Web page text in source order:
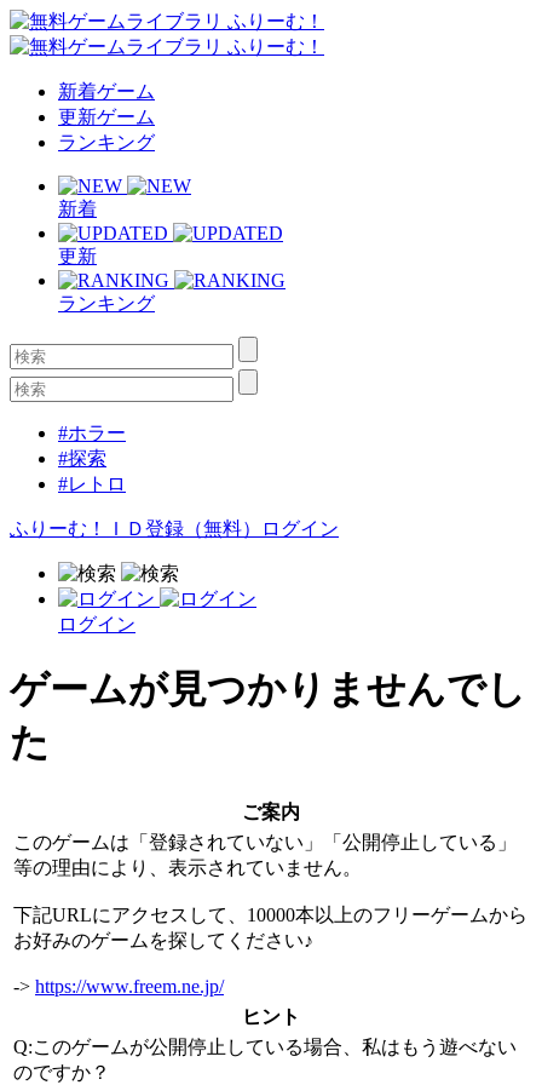
新着ゲーム
更新ゲーム
ランキング
新着
更新
ランキング
#ホラー
#探索
#レトロ
ふりーむ！ＩＤ登録（無料） ログイン
ログイン
ゲームが見つかりませんでし
た
ご案内
このゲームは「登録されていない」「公開停止している」
等の理由により、表示されていません。
下記URLにアクセスして、10000本以上のフリーゲームから
お好みのゲームを探してください♪
-> https://www.freem.ne.jp/
ヒント
Q:このゲームが公開停止している場合、私はもう遊べない
のですか？